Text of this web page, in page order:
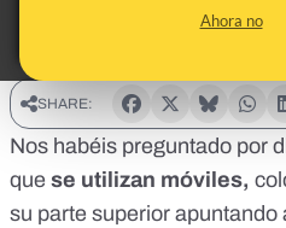
Ahora no
SHARE:
Nos habéis preguntado por
que se utilizan móviles,
su parte superior apuntando